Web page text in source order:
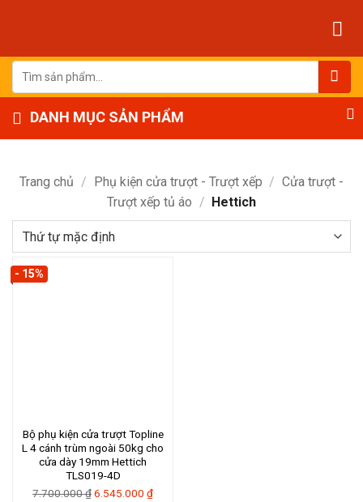
dung
Tìm
kiếm:
DANH MỤC SẢN PHẨM
Trang chủ / Phụ kiện cửa trượt - Trượt xếp / Cửa trượt -
Trượt xếp tủ áo / Hettich
- 15%
Bộ phụ kiện cửa trượt Topline
L 4 cánh trùm ngoài 50kg cho
cửa dày 19mm Hettich
TLS019-4D
7.700.000₫Giá
6.545.000 ₫Giá